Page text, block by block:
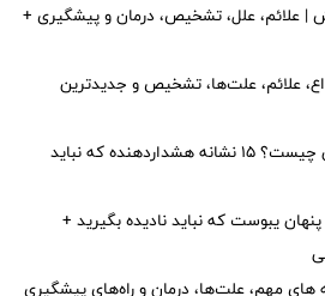
| علائم، علل، تشخیص، درمان و پیشگیری +
علائم، علت‌ها، تشخیص و جدیدترین
علائم اولیه ام‌اس در زنان چیست؟ ۱۵ نشانه هشداردهنده که نباید
۱۲ علت پنهان یبوست که نباید نادیده بگیرید +
مهم، علت‌ها، درمان و راه‌های پیشگیری